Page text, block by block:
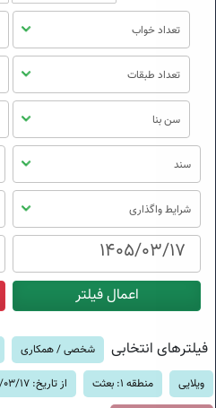
تعداد خواب
تعداد طبقات
سن بنا
سند
شرایط واگذاری
فیلترهای انتخابی شخصی / همکاری
ویلایی منطقه 1: بعثت از تاریخ: 1405/03/17